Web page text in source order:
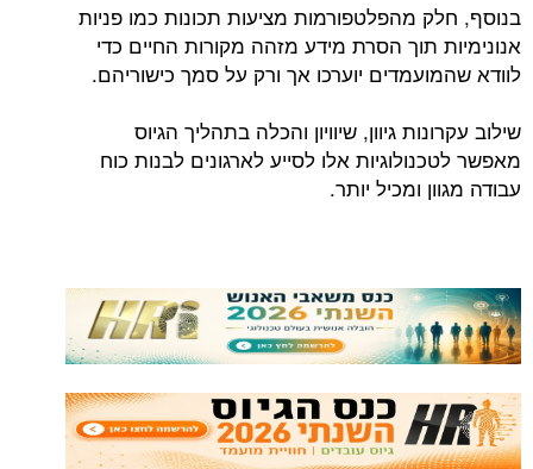
בנוסף, חלק מהפלטפורמות מציעות תכונות כמו פניות
אנונימיות תוך הסרת מידע מזהה מקורות החיים כדי
לוודא שהמועמדים יוערכו אך ורק על סמך כישוריהם.
שילוב עקרונות גיוון, שיוויון והכלה בתהליך הגיוס
מאפשר לטכנולוגיות אלו לסייע לארגונים לבנות כוח
עבודה מגוון ומכיל יותר.